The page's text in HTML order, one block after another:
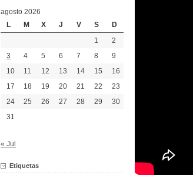
agosto 2026
L
M X J V S
D
1
2
3
4 5 6 7 8
9
10
11 12 13 14 15
16
17
18 19 20 21 22
23
24
25 26 27 28 29
30
31
« Jul
Etiquetas